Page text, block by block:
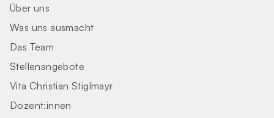
Über uns
Was uns ausmacht
Das Team
Stellenangebote
Vita Christian Stiglmayr
Dozent:innen